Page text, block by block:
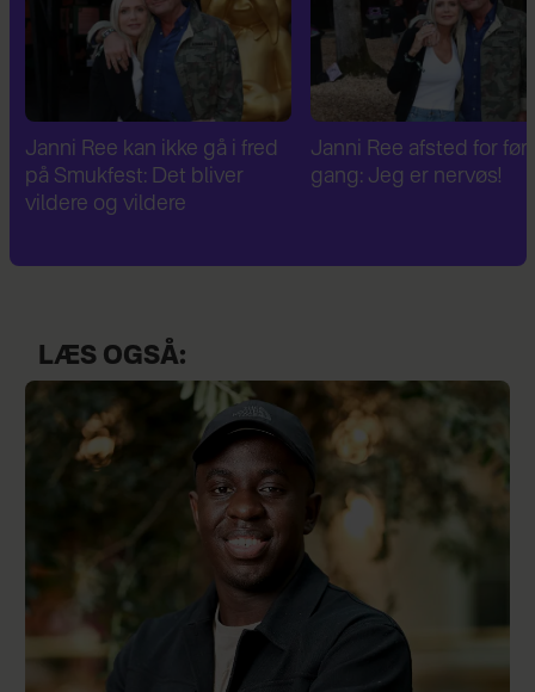
Janni Ree afsted for første
gang: Jeg er nervøs!
Janni Ree er fascineret
verdenskrig: Har
LÆS OGSÅ: